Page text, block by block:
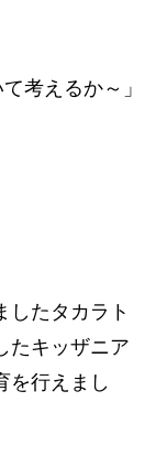
考えるか～」
したタカラト
たキッザニア
を行えまし